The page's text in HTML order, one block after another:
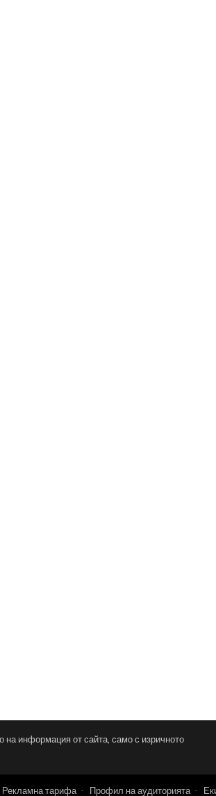
информация от сайта, само с изричното
Рекламна тарифа Профил на аудиторията